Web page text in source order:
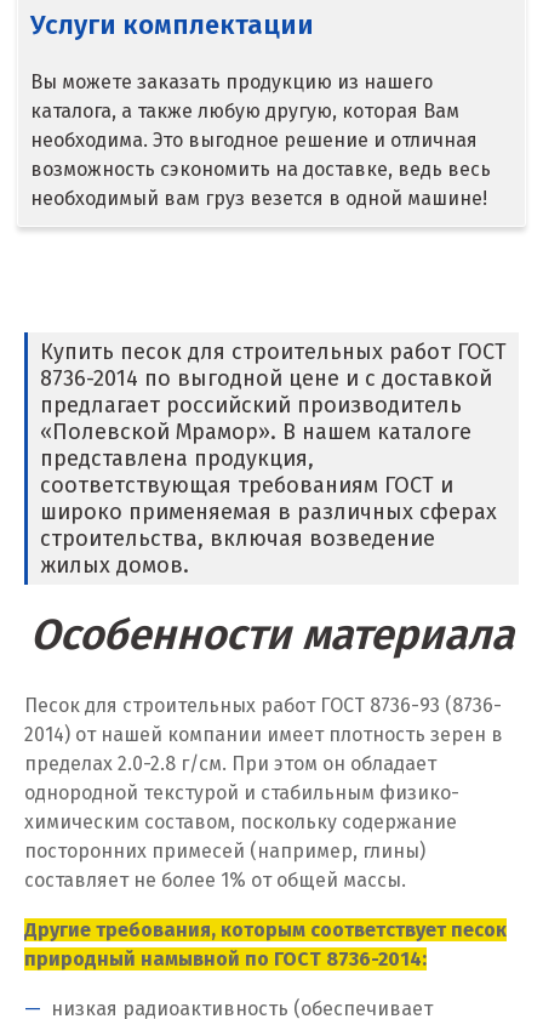
Темиртау
У
Уральск
Усть-Каменогорск
Ш
Экибастуз
Услуги комплектации
Вы можете заказать продукцию из нашего
каталога, а также любую другую, которая Вам
необходима. Это выгодное решение и отличная
возможность сэкономить на доставке, ведь весь
необходимый вам груз везется в одной машине!
Купить песок для строительных работ ГОСТ
8736-2014 по выгодной цене и с доставкой
предлагает российский производитель
«Полевской Мрамор». В нашем каталоге
представлена продукция,
соответствующая требованиям ГОСТ и
широко применяемая в различных сферах
строительства, включая возведение
жилых домов.
Особенности материала
Песок для строительных работ ГОСТ 8736-93 (8736-
2014) от нашей компании имеет плотность зерен в
пределах 2.0-2.8 г/см. При этом он обладает
однородной текстурой и стабильным физико-
химическим составом, поскольку содержание
посторонних примесей (например, глины)
составляет не более 1% от общей массы.
Другие требования, которым соответствует песок
природный намывной по ГОСТ 8736-2014:
низкая радиоактивность (обеспечивает